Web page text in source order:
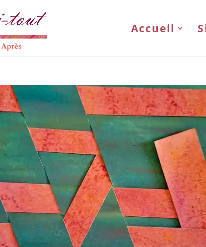
Accueil